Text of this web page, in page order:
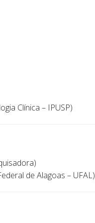
Clínica – IPUSP)
de Alagoas – UFAL)